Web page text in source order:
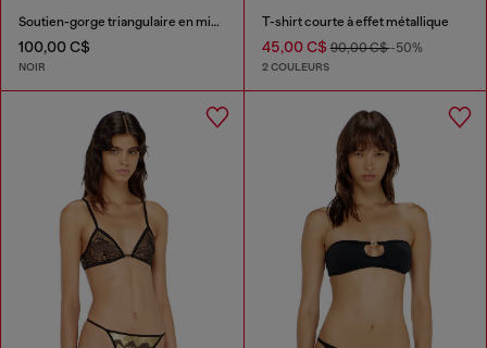
Soutien-gorge triangulaire en microfibre avec détail Oval D
100,00 C$
NOIR
T-shirt courte à effet métallique
45,00 C$90,00 C$-50%
2 COULEURS